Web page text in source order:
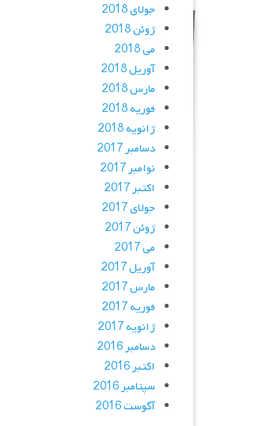
جولای 2018
ژوئن 2018
می 2018
آوریل 2018
مارس 2018
فوریه 2018
ژانویه 2018
دسامبر 2017
نوامبر 2017
اکتبر 2017
جولای 2017
ژوئن 2017
می 2017
آوریل 2017
مارس 2017
فوریه 2017
ژانویه 2017
دسامبر 2016
اکتبر 2016
سپتامبر 2016
آگوست 2016